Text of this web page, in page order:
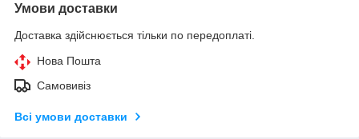
Умови доставки
Доставка здійснюється тільки по передоплаті.
Нова Пошта
Самовивіз
Всі умови доставки